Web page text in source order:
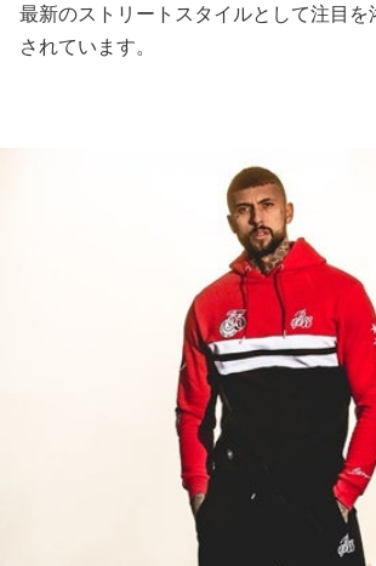
最新のストリートスタイルとして注目を
されています。